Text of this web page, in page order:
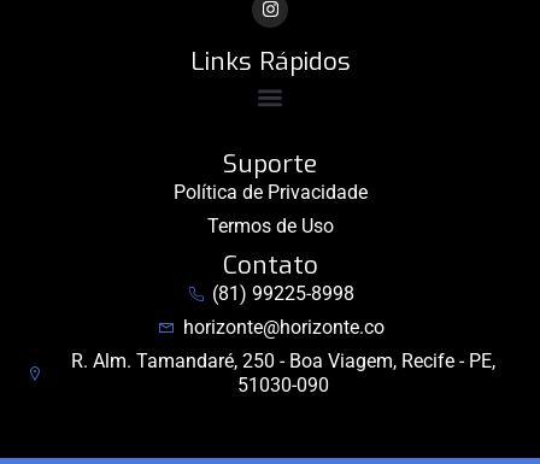
Links Rápidos
Suporte
Política de Privacidade
Termos de Uso
Contato
(81) 99225-8998
horizonte@horizonte.co
R. Alm. Tamandaré, 250 - Boa Viagem, Recife - PE,
51030-090